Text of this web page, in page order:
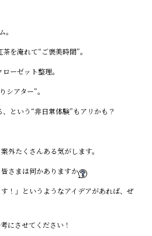
を淹れて“ご褒美時間”。
ーゼット整理。
シアター”。
という“非日常体験”もアリかも？
外たくさんある気がします。
さまは何かありますか
！」というようなアイデアがあれば、ぜ
にさせてください！